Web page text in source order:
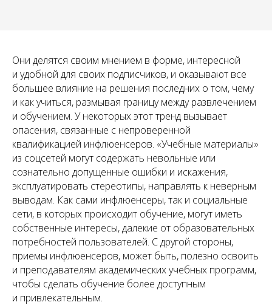
Они делятся своим мнением в форме, интересной
и удобной для своих подписчиков, и оказывают все
большее влияние на решения последних о том, чему
и как учиться, размывая границу между развлечением
и обучением. У некоторых этот тренд вызывает
опасения, связанные с непроверенной
квалификацией инфлюенсеров. «Учебные материалы»
из соцсетей могут содержать невольные или
сознательно допущенные ошибки и искажения,
эксплуатировать стереотипы, направлять к неверным
выводам. Как сами инфлюенсеры, так и социальные
сети, в которых происходит обучение, могут иметь
собственные интересы, далекие от образовательных
потребностей пользователей. С другой стороны,
приемы инфлюенсеров, может быть, полезно освоить
и преподавателям академических учебных программ,
чтобы сделать обучение более доступным
и привлекательным.